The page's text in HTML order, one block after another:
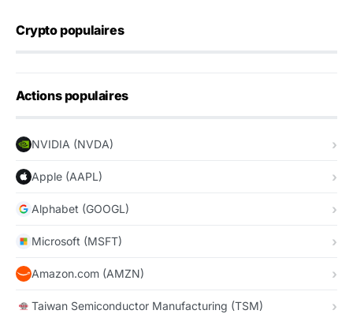
Crypto populaires
Actions populaires
NVIDIA (NVDA)
Apple (AAPL)
Alphabet (GOOGL)
Microsoft (MSFT)
Amazon.com (AMZN)
Taiwan Semiconductor Manufacturing (TSM)